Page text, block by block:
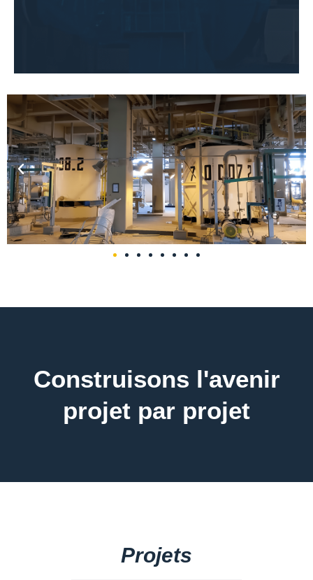
Construisons l'avenir
projet par projet
Projets